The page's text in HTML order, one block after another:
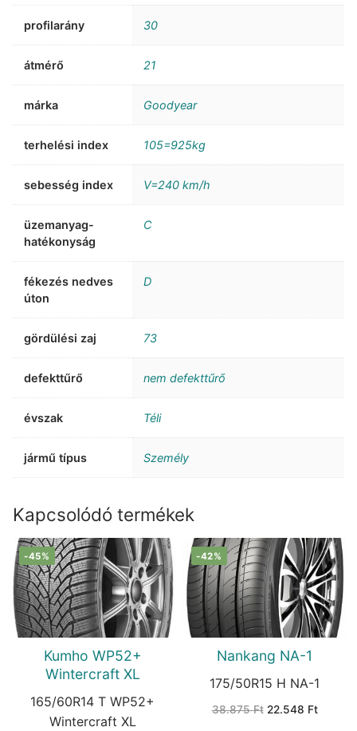
profilarány 30
átmérő 21
márka Goodyear
terhelési index 105=925kg
sebesség index V=240 km/h
üzemanyag-
hatékonyság
C
fékezés nedves
úton
D
gördülési zaj 73
defekttűrő nem defekttűrő
évszak Téli
jármű típus Személy
Kapcsolódó termékek
-45%
Kumho WP52+
Wintercraft XL
165/60R14 T WP52+
Wintercraft XL
-42%
Nankang NA-1
175/50R15 H NA-1
38.875Ft Original
22.548 FtCurrent